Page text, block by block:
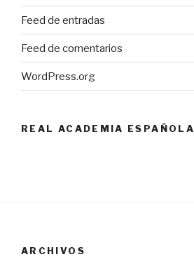
Feed de entradas
Feed de comentarios
WordPress.org
REAL ACADEMIA ESPAÑOLA
ARCHIVOS